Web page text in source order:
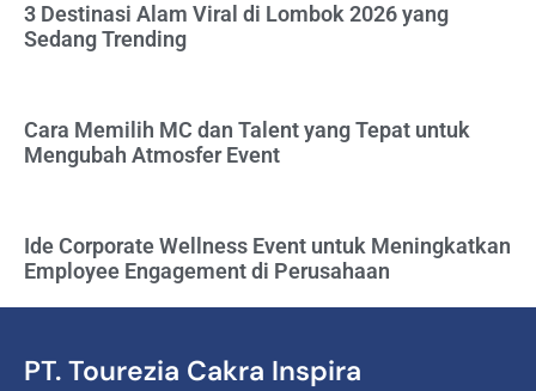
3 Destinasi Alam Viral di Lombok 2026 yang
Sedang Trending
Cara Memilih MC dan Talent yang Tepat untuk
Mengubah Atmosfer Event
Ide Corporate Wellness Event untuk Meningkatkan
Employee Engagement di Perusahaan
PT. Tourezia Cakra Inspira